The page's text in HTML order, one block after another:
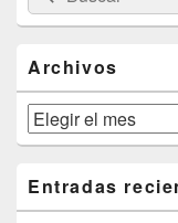
de
widget
lateral
primaria
por:
Archivos
Archivos
Entradas